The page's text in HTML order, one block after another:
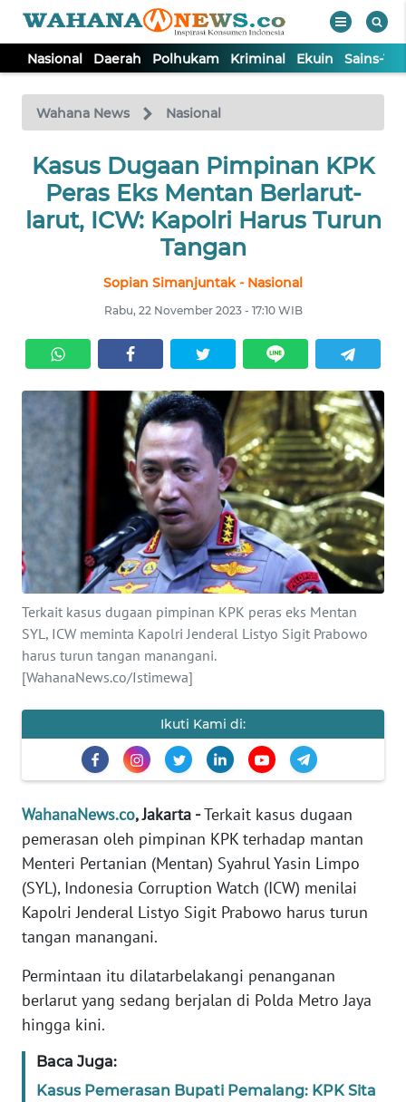
Nasional Daerah Polhukam Kriminal Ekuin Sains-
Wahana News Nasional
Kasus Dugaan Pimpinan KPK
Peras Eks Mentan Berlarut-
larut, ICW: Kapolri Harus Turun
Tangan
Sopian Simanjuntak - Nasional
Rabu, 22 November 2023 - 17:10 WIB
Terkait kasus dugaan pimpinan KPK peras eks Mentan
SYL, ICW meminta Kapolri Jenderal Listyo Sigit Prabowo
harus turun tangan manangani.
[WahanaNews.co/Istimewa]
Ikuti Kami di:
WahanaNews.co, Jakarta -Terkait kasus dugaan
pemerasan oleh pimpinan KPK terhadap mantan
Menteri Pertanian (Mentan) Syahrul Yasin Limpo
(SYL), Indonesia Corruption Watch (ICW) menilai
Kapolri Jenderal Listyo Sigit Prabowo harus turun
tangan manangani.
Permintaan itu dilatarbelakangi penanganan
berlarut yang sedang berjalan di Polda Metro Jaya
hingga kini.
Baca Juga:
Kasus Pemerasan Bupati Pemalang: KPK Sita
TV
Tutup
NASIONAL
DAERAH
EKUIN
SAINS-TEKNO
KESEHATAN
INTERNASIONAL
SERBA-SERBI
PENDIDIKAN
OLAHRAGA
EDITORIAL
Informasi
INDEKS
KONTAK
KAMI
INFO
IKLAN
TENTANG